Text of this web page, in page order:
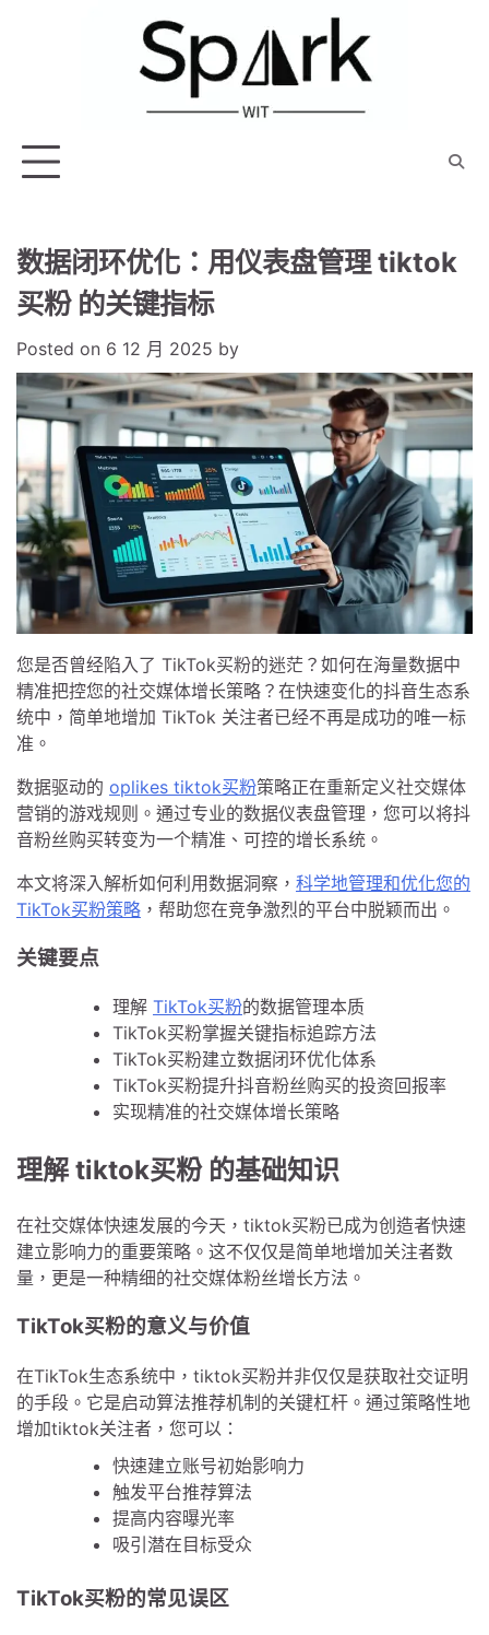
数据闭环优化：用仪表盘管理 tiktok
买粉 的关键指标
Posted on 6 12 月 2025 by
您是否曾经陷入了 TikTok买粉的迷茫？如何在海量数据中
精准把控您的社交媒体增长策略？在快速变化的抖音生态系
统中，简单地增加 TikTok 关注者已经不再是成功的唯一标
准。
数据驱动的 oplikes tiktok买粉策略正在重新定义社交媒体
营销的游戏规则。通过专业的数据仪表盘管理，您可以将抖
音粉丝购买转变为一个精准、可控的增长系统。
本文将深入解析如何利用数据洞察， 科学地管理和优化您的
TikTok买粉策略 ，帮助您在竞争激烈的平台中脱颖而出。
关键要点
理解 TikTok买粉的数据管理本质
TikTok买粉掌握关键指标追踪方法
TikTok买粉建立数据闭环优化体系
TikTok买粉提升抖音粉丝购买的投资回报率
实现精准的社交媒体增长策略
理解 tiktok买粉 的基础知识
在社交媒体快速发展的今天，tiktok买粉已成为创造者快速
建立影响力的重要策略。这不仅仅是简单地增加关注者数
量，更是一种精细的社交媒体粉丝增长方法。
TikTok买粉的意义与价值
在TikTok生态系统中，tiktok买粉并非仅仅是获取社交证明
的手段。它是启动算法推荐机制的关键杠杆。通过策略性地
增加tiktok关注者，您可以：
快速建立账号初始影响力
触发平台推荐算法
提高内容曝光率
吸引潜在目标受众
TikTok买粉的常见误区